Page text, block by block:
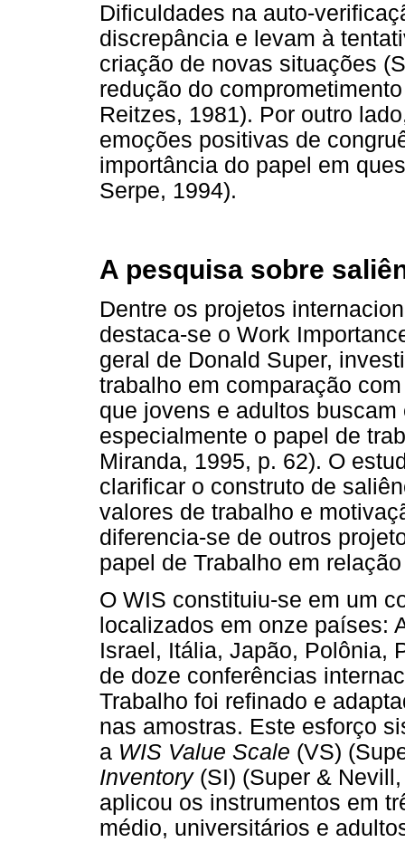
Dificuldades na auto-
discrepância e levam à
criação de novas situações
redução do
Reitzes, 1981). Por outro
emoções positivas de
importância do papel em
Serpe, 1994).
A pesquisa sobre
Dentre os projetos
destaca-se o Work
geral de Donald Super,
trabalho em comparação
que jovens e adultos
especialmente o papel de
Miranda, 1995, p. 62). O
clarificar o construto de
valores de trabalho e
diferencia-se de outros
papel de Trabalho em
O WIS constituiu-se em um
localizados em onze países:
Israel, Itália, Japão, Polônia,
de doze conferências
Trabalho foi refinado e
nas amostras. Este esforço
a WIS Value Scale (VS)
Inventory(SI) (Super &
aplicou os instrumentos em
médio, universitários e